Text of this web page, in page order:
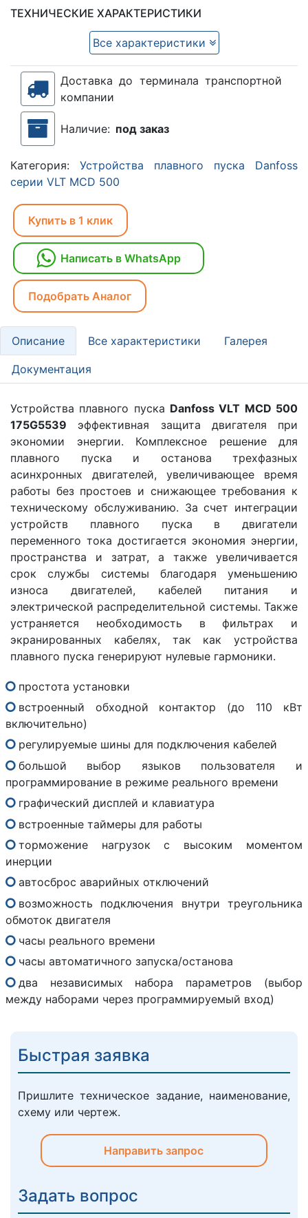
ТЕХНИЧЕСКИЕ ХАРАКТЕРИСТИКИ
Все характеристики
Доставка до терминала транспортной
компании
Наличие: под заказ
Категория: Устройства плавного пуска Danfoss
серии VLT MCD 500
Купить в 1 клик
Написать в WhatsApp
Подобрать Аналог
Описание Все характеристики Галерея
Документация
Устройства плавного пуска Danfoss VLT MCD 500
175G5539 эффективная защита двигателя при
экономии энергии. Комплексное решение для
плавного пуска и останова трехфазных
асинхронных двигателей, увеличивающее время
работы без простоев и снижающее требования к
техническому обслуживанию. За счет интеграции
устройств плавного пуска в двигатели
переменного тока достигается экономия энергии,
пространства и затрат, а также увеличивается
срок службы системы благодаря уменьшению
износа двигателей, кабелей питания и
электрической распределительной системы. Также
устраняется необходимость в фильтрах и
экранированных кабелях, так как устройства
плавного пуска генерируют нулевые гармоники.
простота установки
встроенный обходной контактор (до 110 кВт
включительно)
регулируемые шины для подключения кабелей
большой выбор языков пользователя и
программирование в режиме реального времени
графический дисплей и клавиатура
встроенные таймеры для работы
торможение нагрузок с высоким моментом
инерции
автосброс аварийных отключений
возможность подключения внутри треугольника
обмоток двигателя
часы реального времени
часы автоматичного запуска/останова
два независимых набора параметров (выбор
между наборами через программируемый вход)
Быстрая заявка
Пришлите техническое задание, наименование,
схему или чертеж.
Направить запрос
Задать вопрос